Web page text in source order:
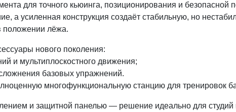
для точного кьюинга, позиционирования и безопасной
а усиленная конструкция создаёт стабильную, но
положении лёжа.
нового поколения:
и мультиплоскостного движения;
базовых упражнений.
многофункциональную станцию для тренировок
и защитной панелью — решение идеально для